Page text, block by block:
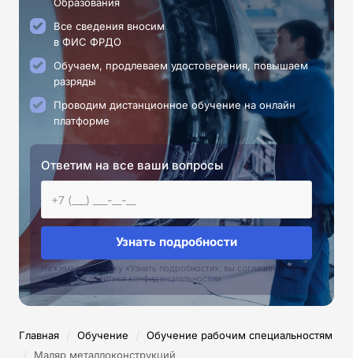
Все сведения вносим
в ФИС ФРДО
Обучаем, продлеваем удостоверения, повышаем
разряды
Проводим дистанционное обучение на онлайн
платформе
Ответим на все ваши вопросы
Узнать подробности
Нажимая на кнопку «Узнать подробности», вы соглашаетесь с
условиями политики конфиденциальностии
Главная / Обучение / Обучение рабочим специальностям
Маляр металлоконструкций